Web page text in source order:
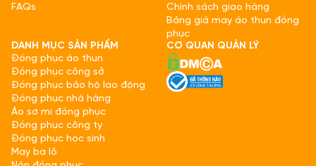
FAQs
Chính sách giao hàng
Bảng giá may áo thun đồng
phục
DANH MỤC SẢN PHẨM
Đồng phục áo thun
Đồng phục công sở
Đồng phục bảo hộ lao động
Đồng phục nhà hàng
Áo sơ mi đồng phục
Đồng phục công ty
Đồng phục học sinh
May ba lô
CƠ QUAN QUẢN LÝ